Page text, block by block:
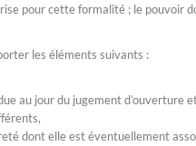
pour cette formalité ; le pouvoir
les éléments suivants :
au jour du jugement d’ouverture
dont elle est éventuellement